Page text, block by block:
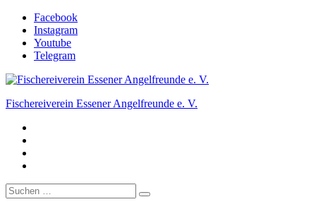
Zum
Inhalt
springen
Facebook
Instagram
Youtube
Telegram
Fischereiverein Essener Angelfreunde e. V.
Der Angelverein in Essen.
Suche
nach: